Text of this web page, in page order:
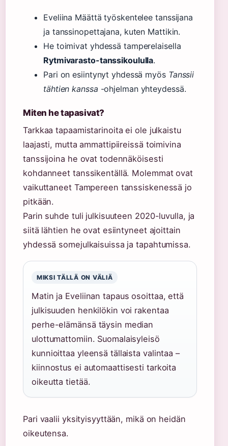
Eveliina Määttä työskentelee tanssijana
ja tanssinopettajana, kuten Mattikin.
He toimivat yhdessä tamperelaisella
Rytmivarasto-tanssikoululla.
Pari on esiintynyt yhdessä myös Tanssii
tähtien kanssa -ohjelman yhteydessä.
Miten he tapasivat?
Tarkkaa tapaamistarinoita ei ole julkaistu
laajasti, mutta ammattipiireissä toimivina
tanssijoina he ovat todennäköisesti
kohdanneet tanssikentällä. Molemmat ovat
vaikuttaneet Tampereen tanssiskenessä jo
pitkään.
Parin suhde tuli julkisuuteen 2020-luvulla, ja
siitä lähtien he ovat esiintyneet ajoittain
yhdessä somejulkaisuissa ja tapahtumissa.
MIKSI TÄLLÄ ON VÄLIÄ
Matin ja Eveliinan tapaus osoittaa, että
julkisuuden henkilökin voi rakentaa
perhe-elämänsä täysin median
ulottumattomiin. Suomalaisyleisö
kunnioittaa yleensä tällaista valintaa –
kiinnostus ei automaattisesti tarkoita
oikeutta tietää.
Pari vaalii yksityisyyttään, mikä on heidän
oikeutensa.